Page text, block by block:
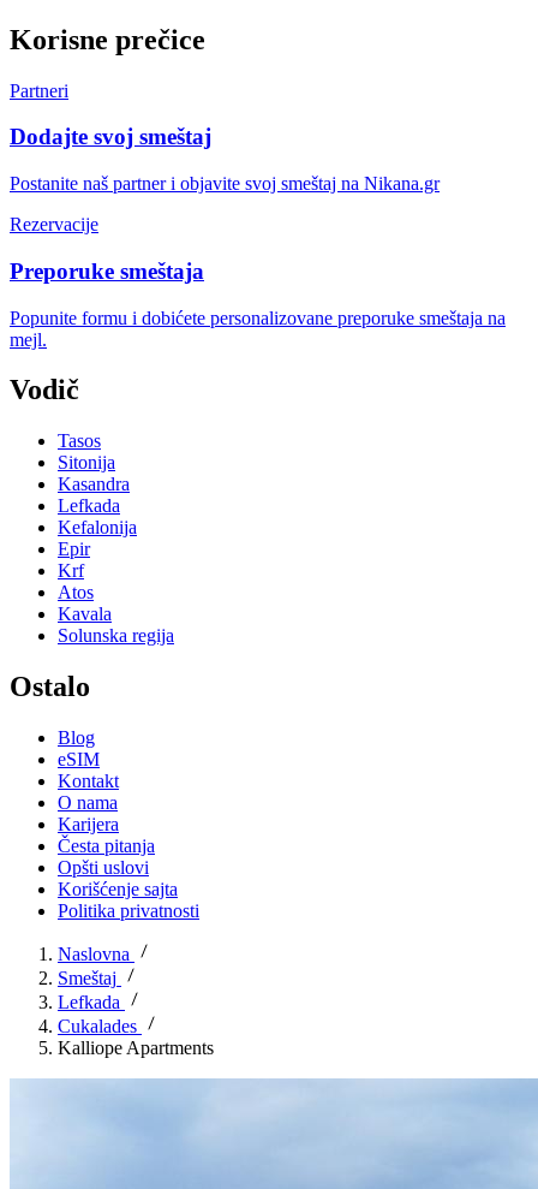
Korisne prečice
Partneri
Dodajte svoj smeštaj
Postanite naš partner i objavite svoj smeštaj na Nikana.gr
Rezervacije
Preporuke smeštaja
Popunite formu i dobićete personalizovane preporuke smeštaja na
mejl.
Vodič
Tasos
Sitonija
Kasandra
Lefkada
Kefalonija
Epir
Krf
Atos
Kavala
Solunska regija
Ostalo
Blog
eSIM
Kontakt
O nama
Karijera
Česta pitanja
Opšti uslovi
Korišćenje sajta
Politika privatnosti
Naslovna
Smeštaj
Lefkada
Cukalades
Kalliope Apartments